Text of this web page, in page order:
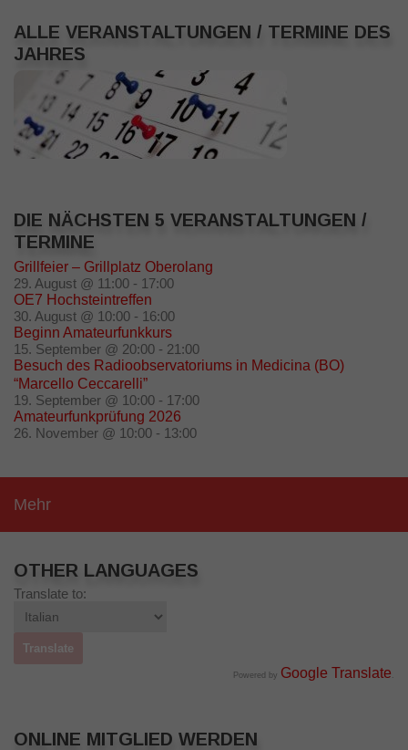
ALLE VERANSTALTUNGEN / TERMINE DES
JAHRES
DIE NÄCHSTEN 5 VERANSTALTUNGEN /
TERMINE
Grillfeier – Grillplatz Oberolang
29. August @ 11:00 - 17:00
OE7 Hochsteintreffen
30. August @ 10:00 - 16:00
Beginn Amateurfunkkurs
15. September @ 20:00 - 21:00
Besuch des Radioobservatoriums in Medicina (BO)
“Marcello Ceccarelli”
19. September @ 10:00 - 17:00
Amateurfunkprüfung 2026
26. November @ 10:00 - 13:00
Mehr
OTHER LANGUAGES
Translate to:
Powered by Google Translate
ONLINE MITGLIED WERDEN